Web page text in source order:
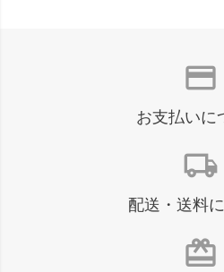
credit_card
お支払いに
local_shipping
配送・送料
card_giftcard